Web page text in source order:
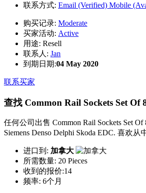
联系方式: Email (Verified) Mobile
购买记录: Moderate
买家活动: Active
用途: Resell
联系人: Jan
到期日期:04 May 2020
联系买家
查找 Common Rail Sockets Set Of
任何公司出售 Common Rail Sockets Set
Siemens Denso Delphi Skoda EDC. 喜欢
进口到: 加拿大
所需数量: 20 Pieces
收到的报价:14
频率: 6个月